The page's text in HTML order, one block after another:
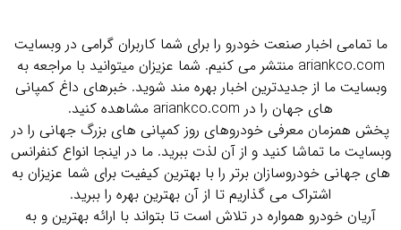
ما تمامی اخبار صنعت خودرو را برای شما کاربران گرامی در وبسایت
ariankco.com منتشر می کنیم. شما عزیزان میتوانید با مراجعه به
وبسایت ما از جدیدترین اخبار بهره مند شوید. خبرهای داغ کمپانی
های جهان را در ariankco.com مشاهده کنید.
پخش همزمان معرفی خودروهای روز کمپانی های بزرگ جهانی را در
وبسایت ما تماشا کنید و از آن لذت ببرید. ما در اینجا انواع کنفرانس
های جهانی خودروسازان برتر را با بهترین کیفیت برای شما عزیزان به
اشتراک می گذاریم تا از آن بهترین بهره را ببرید.
آریان خودرو همواره در تلاش است تا بتواند با ارائه بهترین و به